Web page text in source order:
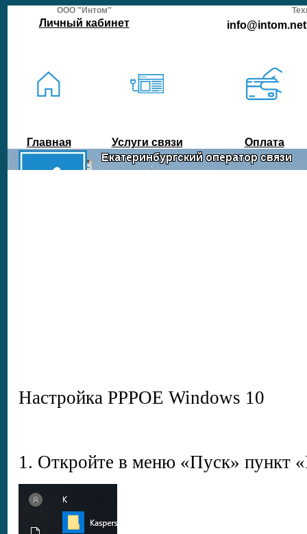
ООО "Интом"
Личный кабинет info@intom.net
Главная Услуги связи Оплата
Настройка PPPOE Windows 10
1. Откройте в меню «Пуск» пункт